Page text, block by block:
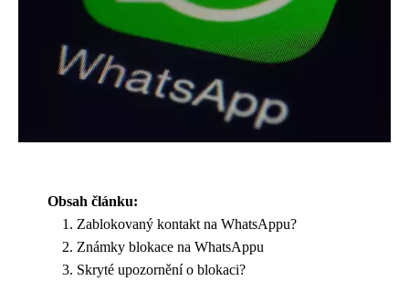
Obsah článku:
Zablokovaný kontakt na WhatsAppu?
Známky blokace na WhatsAppu
Skryté upozornění o blokaci?